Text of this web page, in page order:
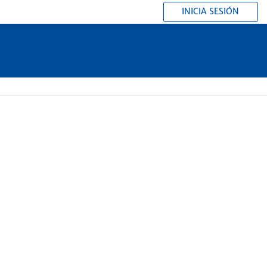
INICIA SESIÓN